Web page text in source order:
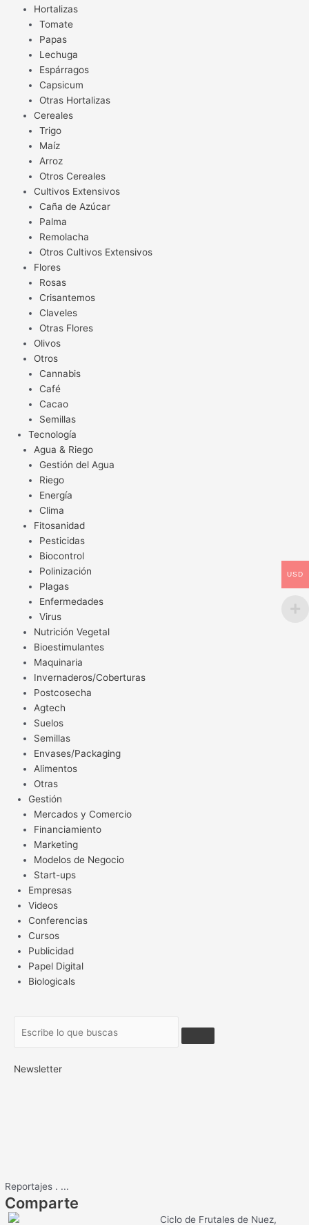
Hortalizas
Tomate
Papas
Lechuga
Espárragos
Capsicum
Otras Hortalizas
Cereales
Trigo
Maíz
Arroz
Otros Cereales
Cultivos Extensivos
Caña de Azúcar
Palma
Remolacha
Otros Cultivos Extensivos
Flores
Rosas
Crisantemos
Claveles
Otras Flores
Olivos
Otros
Cannabis
Café
Cacao
Semillas
Tecnología
Agua & Riego
Gestión del Agua
Riego
Energía
Clima
Fitosanidad
Pesticidas
Biocontrol
Polinización
Plagas
Enfermedades
Virus
Nutrición Vegetal
Bioestimulantes
Maquinaria
Invernaderos/Coberturas
Postcosecha
Agtech
Suelos
Semillas
Envases/Packaging
Alimentos
Otras
Gestión
Mercados y Comercio
Financiamiento
Marketing
Modelos de Negocio
Start-ups
Empresas
Videos
Conferencias
Cursos
Publicidad
Papel Digital
Biologicals
Newsletter
Reportajes . ...
Comparte
Ciclo de Frutales de Nuez,
USD